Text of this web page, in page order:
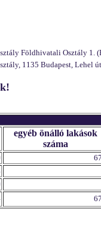
Földhivatali Osztály 1.
1135 Budapest, Lehel
egyéb önálló lakások
száma